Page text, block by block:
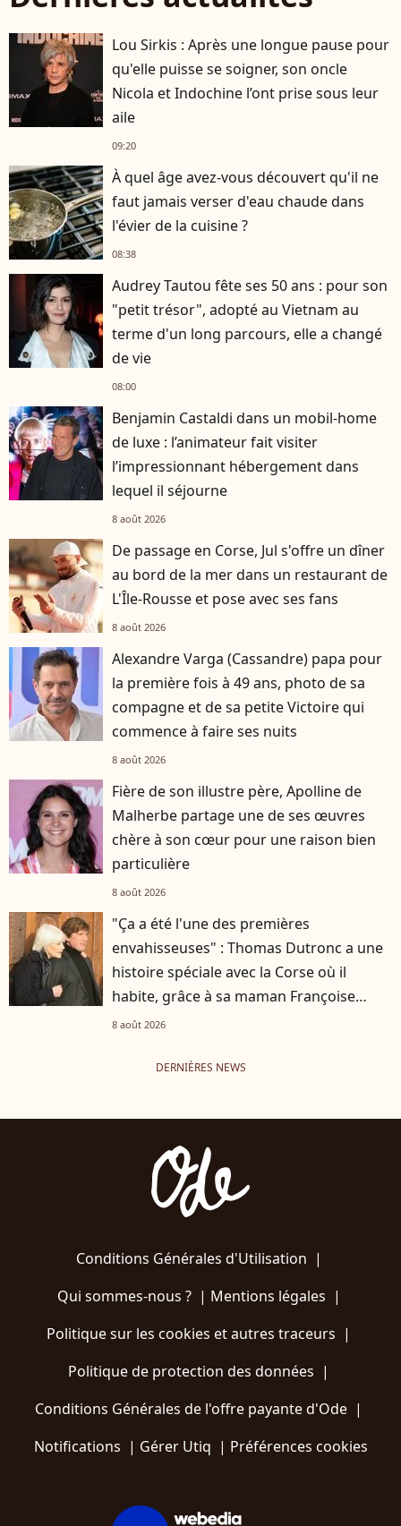
Lou Sirkis : Après une longue pause pour
qu'elle puisse se soigner, son oncle
Nicola et Indochine l’ont prise sous leur
aile
09:20
À quel âge avez-vous découvert qu'il ne
faut jamais verser d'eau chaude dans
l'évier de la cuisine ?
08:38
Audrey Tautou fête ses 50 ans : pour son
"petit trésor", adopté au Vietnam au
terme d'un long parcours, elle a changé
de vie
08:00
Benjamin Castaldi dans un mobil-home
de luxe : l’animateur fait visiter
l’impressionnant hébergement dans
lequel il séjourne
8 août 2026
De passage en Corse, Jul s'offre un dîner
au bord de la mer dans un restaurant de
L'Île-Rousse et pose avec ses fans
8 août 2026
Alexandre Varga (Cassandre) papa pour
la première fois à 49 ans, photo de sa
compagne et de sa petite Victoire qui
commence à faire ses nuits
8 août 2026
Fière de son illustre père, Apolline de
Malherbe partage une de ses œuvres
chère à son cœur pour une raison bien
particulière
8 août 2026
"Ça a été l'une des premières
envahisseuses" : Thomas Dutronc a une
histoire spéciale avec la Corse où il
habite, grâce à sa maman Françoise
Hardy
8 août 2026
DERNIÈRES NEWS
Conditions Générales d'Utilisation |
Qui sommes-nous ?| Mentions légales |
Politique sur les cookies et autres traceurs |
Politique de protection des données |
Conditions Générales de l'offre payante d'Ode |
Notifications | Gérer Utiq | Préférences cookies